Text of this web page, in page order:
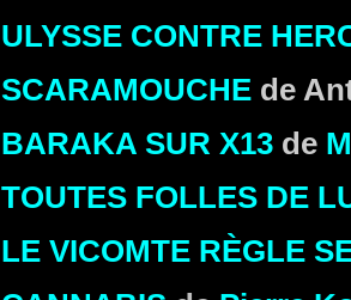
ULYSSE CONTRE
SCARAMOUCHE de
BARAKA SUR X13 de
TOUTES FOLLES DE
LE VICOMTE RÈGLE